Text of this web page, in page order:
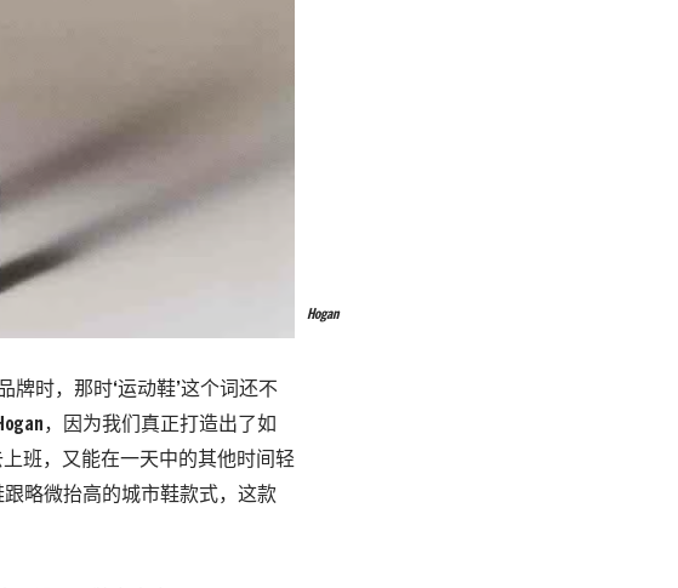
Hogan
时，那时‘运动鞋’这个词还不
，因为我们真正打造出了如
班，又能在一天中的其他时间轻
略微抬高的城市鞋款式，这款